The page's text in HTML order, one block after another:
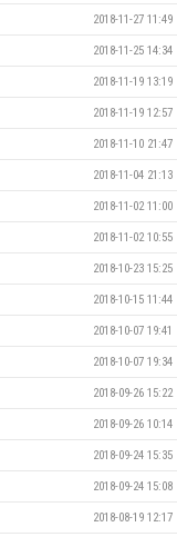
2018-11-27 11:49
2018-11-25 14:34
2018-11-19 13:19
2018-11-19 12:57
2018-11-10 21:47
2018-11-04 21:13
2018-11-02 11:00
2018-11-02 10:55
2018-10-23 15:25
2018-10-15 11:44
2018-10-07 19:41
2018-10-07 19:34
2018-09-26 15:22
2018-09-26 10:14
2018-09-24 15:35
2018-09-24 15:08
2018-08-19 12:17